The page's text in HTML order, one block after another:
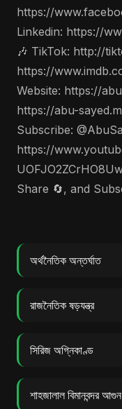
https://
Linkedin: https://
🎶 TikTok: http://
https://
Website: https://
https://abu-
Subscribe:
https://
Share 🔄, and
অর্থনৈতিক অন্তর্ঘাত
রাজনৈতিক ষড়যন্ত্র
সিরিজ অগ্নিকাণ্ড
শাহজালাল বিমানবন্দর আগুন